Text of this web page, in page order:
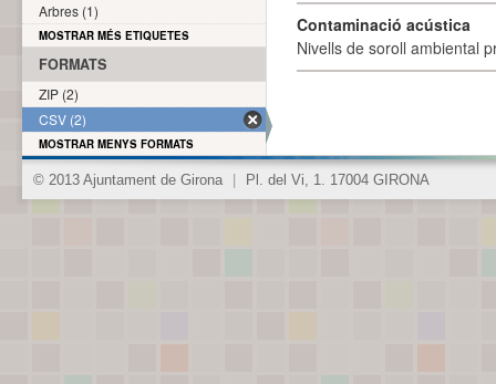
Contaminació acústica
Nivells de soroll ambiental
Arbres (1)
MOSTRAR MÉS ETIQUETES
FORMATS
ZIP (2)
CSV (2)
MOSTRAR MENYS FORMATS
© 2013 Ajuntament de Girona Pl. del Vi, 1. 17004 GIRONA